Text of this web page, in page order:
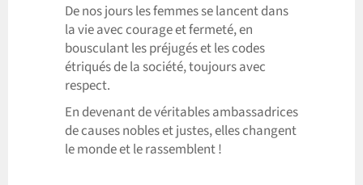
De nos jours les femmes se lancent dans
la vie avec courage et fermeté, en
bousculant les préjugés et les codes
étriqués de la société, toujours avec
respect.
En devenant de véritables ambassadrices
de causes nobles et justes, elles changent
le monde et le rassemblent !